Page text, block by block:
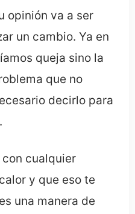
opinión va a ser
un cambio. Ya en
queja sino la
que no
decirlo para
cualquier
y que eso te
una manera de